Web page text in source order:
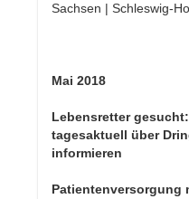
Sachsen | Schleswig-
Mai 2018
Lebensretter
tagesaktuell über
informieren
Patientenversorgung